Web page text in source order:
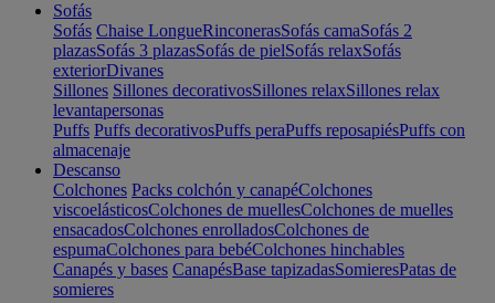
Sofás
Sofás Chaise LongueRinconerasSofás camaSofás 2
plazasSofás 3 plazasSofás de pielSofás relaxSofás
exteriorDivanes
Sillones Sillones decorativosSillones relaxSillones relax
levantapersonas
Puffs Puffs decorativosPuffs peraPuffs reposapiésPuffs con
almacenaje
Descanso
Colchones Packs colchón y canapéColchones
viscoelásticosColchones de muellesColchones de muelles
ensacadosColchones enrolladosColchones de
espumaColchones para bebéColchones hinchables
Canapés y bases CanapésBase tapizadasSomieresPatas de
somieres